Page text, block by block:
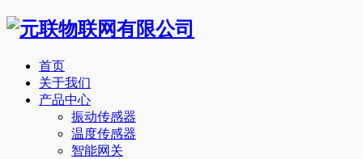
首页
关于我们
产品中心
振动传感器
温度传感器
智能网关